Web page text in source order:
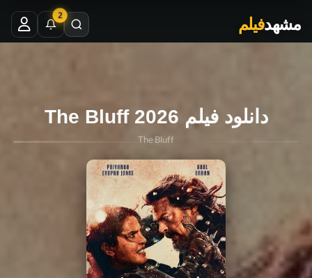
مشهدفیلم 2
دانلود فیلم The Bluff 2026
The Bluff